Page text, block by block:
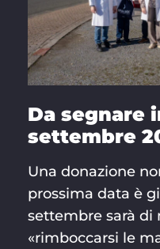
Da segnare
settembre
Una donazione
prossima data è
settembre sarà di
«rimboccarsi le